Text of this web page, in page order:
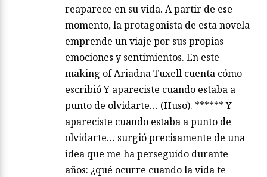
reaparece en su vida. A partir de ese
momento, la protagonista de esta novela
emprende un viaje por sus propias
emociones y sentimientos. En este
making of Ariadna Tuxell cuenta cómo
escribió Y apareciste cuando estaba a
punto de olvidarte… (Huso). ****** Y
apareciste cuando estaba a punto de
olvidarte… surgió precisamente de una
idea que me ha perseguido durante
años: ¿qué ocurre cuando la vida te